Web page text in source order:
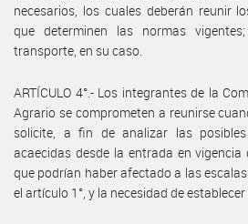
necesarios, los cuales deberán reunir
que determinen las normas
transporte, en su caso.
ARTÍCULO 4°.- Los integrantes de la
Agrario se comprometen a reunirse
solicite, a fin de analizar las posibles
acaecidas desde la entrada en vigencia
que podrían haber afectado a las
el artículo 1°, y la necesidad de